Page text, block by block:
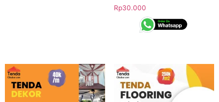
Rp30.000